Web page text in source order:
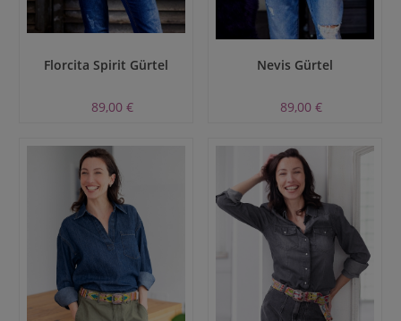
Florcita Spirit Gürtel
89,00 €
Nevis Gürtel
89,00 €